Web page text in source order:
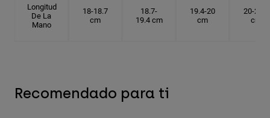
Longitud
De La
Mano
18-18.7
cm
18.7-
19.4 cm
19.4-20
cm
20-20.6
cm
Recomendado para ti